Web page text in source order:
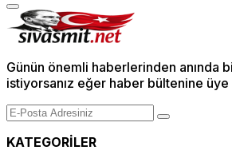
Günün önemli haberlerinden anında
istiyorsanız eğer haber bültenine üye
KATEGORİLER